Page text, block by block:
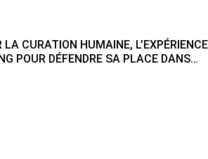
CURATION HUMAINE, L’EXPÉRIENCE
POUR DÉFENDRE SA PLACE DANS